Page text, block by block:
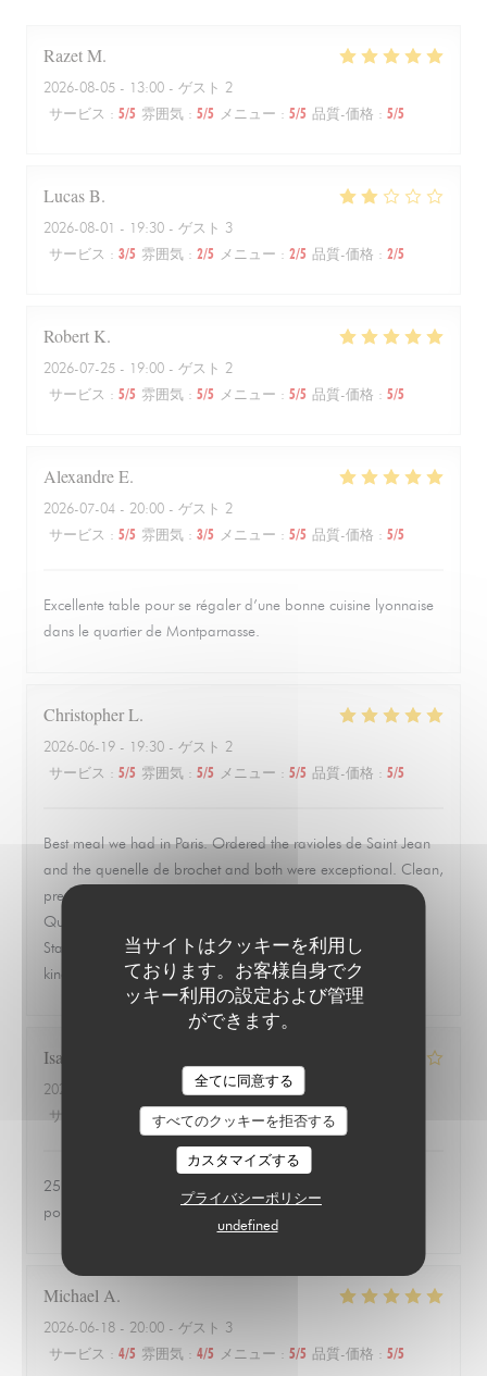
当サイトはクッキーを利用し
ております。お客様自身でク
ッキー利用の設定および管理
ができます。
全てに同意する
すべてのクッキーを拒否する
カスタマイズする
プライバシーポリシー
undefined
RazetM
2026-08-05 - 13:00 - ゲスト 2
サービス : 5/5 雰囲気 : 5/5 メニュー : 5/5 品質-価格 : 5/5
LucasB
2026-08-01 - 19:30 - ゲスト 3
サービス : 3/5 雰囲気 : 2/5 メニュー : 2/5 品質-価格 : 2/5
Robert K
2026-07-25 - 19:00 - ゲスト 2
サービス : 5/5 雰囲気 : 5/5 メニュー : 5/5 品質-価格 : 5/5
AlexandreE
2026-07-04 - 20:00 - ゲスト 2
サービス : 5/5 雰囲気 : 3/5 メニュー : 5/5 品質-価格 : 5/5
Excellente table pour se régaler d’une bonne cuisine lyonnaise
dans le quartier de Montparnasse.
ChristopherL
2026-06-19 - 19:30 - ゲスト 2
サービス : 5/5 雰囲気 : 5/5 メニュー : 5/5 品質-価格 : 5/5
Best meal we had in Paris. Ordered the ravioles de Saint Jean
and the quenelle de brochet and both were exceptional. Clean,
precise, and full of flavor without trying to overwork the dish.
Quiet, quaint room that feels tucked away from everything.
Staff was warm, attentive, and never overbearing. This is the
kind of place you remember and go back to.
Isabelle
2026-06-24
- 20:00 - ゲスト 3
サービス
雰囲気: 1/5 メニュー : 1/5 品質-価格
25 euros une salade de tomates avec 3 petits morceaux de
poulet 😱
Michael A
2026-06-18 - 20:00 - ゲスト 3
サービス : 4/5 雰囲気 : 4/5 メニュー : 5/5 品質-価格 : 5/5